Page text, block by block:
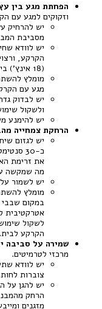
הפחתת מגע בין
וזקוקים למגע עם
יש להרחיק
מסביבת
(18 אינץ') בין חלקי העץ של יסוד הבית לקרקע.
מומלץ
מגע עם
יש לבדוק
ולשקול
יש להימנע
הרחקת צמחייה
יש לגזום
כ-30
את זרימת
מה שמקשה
יש לשמור
אטרקטיבית
לשקול
הקרקע לבית.
שמירה על סביבה
מרכזי לטרמיטים.
יש לוודא
צוברות
יש להגן על
הרחק
מזגנים